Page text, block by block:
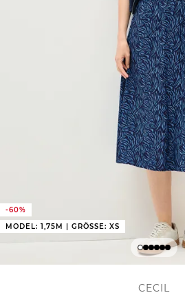
-60%
MODEL: 1,75M | GRÖSSE: XS
CECIL